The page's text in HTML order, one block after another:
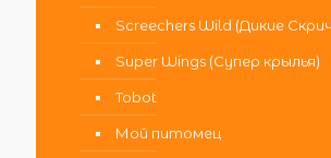
Screechers Wild (Дикие
Super Wings (Супер крылья)
Tobot
Мой питомец